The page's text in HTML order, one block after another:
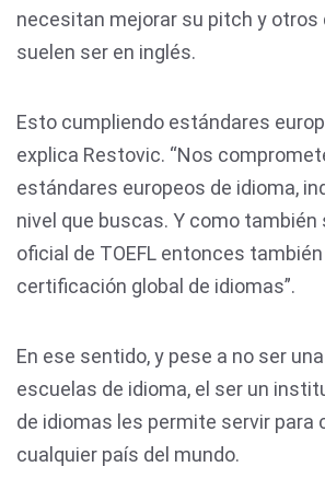
necesitan mejorar su pitch y otros
suelen ser en inglés.
Esto cumpliendo estándares
explica Restovic. “Nos
estándares europeos de idioma,
nivel que buscas. Y como
oficial de TOEFL entonces
certificación global de idiomas”.
En ese sentido, y pese a no ser
escuelas de idioma, el ser un
de idiomas les permite servir para
cualquier país del mundo.